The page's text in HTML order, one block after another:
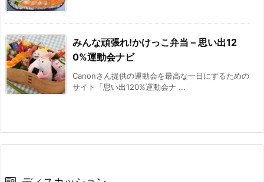
みんな頑張れ!かけっこ弁当 – 思い出12
0%運動会ナビ
Canonさん提供の運動会を最高な一日にするための
サイト「思い出120%運動会ナ ...